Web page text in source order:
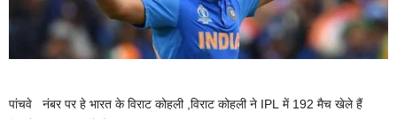
पांचवे नंबर पर हे भारत के विराट कोहली ,विराट कोहली ने IPL में 192 मैच खेले हैं